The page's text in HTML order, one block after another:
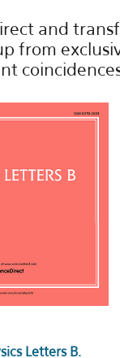
and
from
Letters B.